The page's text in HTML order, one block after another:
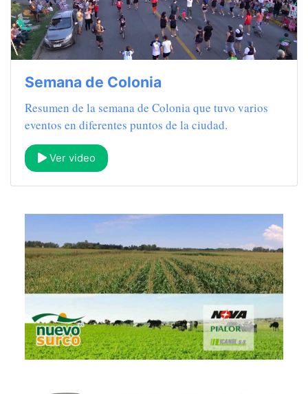
Semana de Colonia
Resumen de la semana de Colonia que tuvo varios
eventos en diferentes puntos de la ciudad.
Ver video